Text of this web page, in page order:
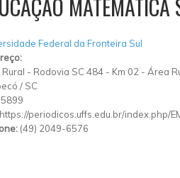
MATEMÁTICA
Federal da Fronteira Sul
- Rodovia SC 484 - Km 02 - Área
/ SC
https://periodicos.uffs.edu.br/index.php/
(49) 2049-6576